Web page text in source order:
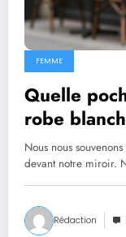
FEMME
Quelle
robe
Nous nous
devant notre miroir.
Rédaction